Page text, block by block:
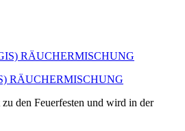
RÄUCHERMISCHUNG
den Feuerfesten und wird in der